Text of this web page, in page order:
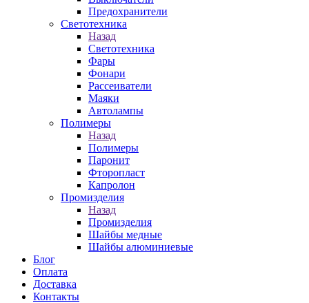
Предохранители
Светотехника
Назад
Светотехника
Фары
Фонари
Рассеиватели
Маяки
Автолампы
Полимеры
Назад
Полимеры
Паронит
Фторопласт
Капролон
Промизделия
Назад
Промизделия
Шайбы медные
Шайбы алюминиевые
Блог
Оплата
Доставка
Контакты